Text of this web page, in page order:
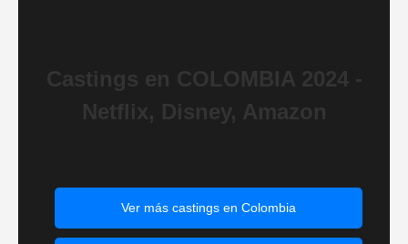
Castings en COLOMBIA 2024 -
Netflix, Disney, Amazon
Ver más castings en Colombia